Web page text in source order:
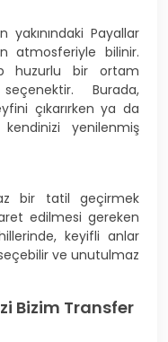
yakınındaki Payallar
atmosferiyle bilinir.
huzurlu bir ortam
Burada,
çıkarırken ya da
yenilenmiş
bir tatil geçirmek
edilmesi gereken
keyifli anlar
ve unutulmaz
Bizim Transfer